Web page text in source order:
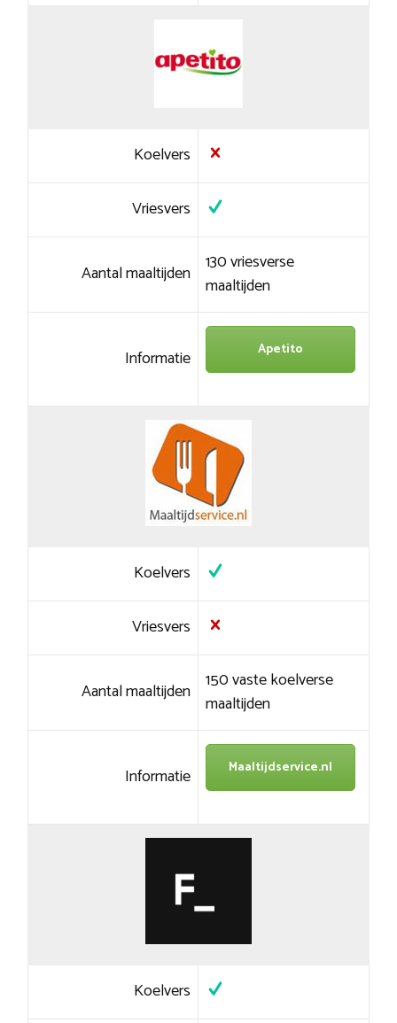
Koelvers
Vriesvers
Aantal maaltijden 130 vriesverse
maaltijden
Informatie Apetito
Koelvers
Vriesvers
Aantal maaltijden 150 vaste koelverse
maaltijden
Informatie Maaltijdservice.nl
Koelvers